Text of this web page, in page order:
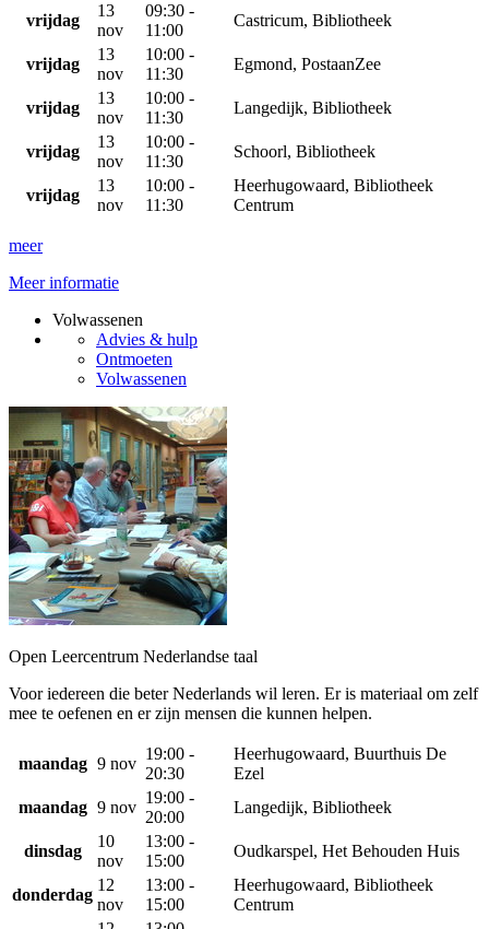
vrijdag
13
nov
09:30 -
11:00
Castricum, Bibliotheek
vrijdag
13
nov
10:00 -
11:30
Egmond, PostaanZee
vrijdag
13
nov
10:00 -
11:30
Langedijk, Bibliotheek
vrijdag
13
nov
10:00 -
11:30
Schoorl, Bibliotheek
vrijdag
13
nov
10:00 -
11:30
Heerhugowaard, Bibliotheek
Centrum
meer
Meer informatie
Volwassenen
Advies & hulp
Ontmoeten
Volwassenen
Open Leercentrum Nederlandse taal
Voor iedereen die beter Nederlands wil leren. Er is materiaal om zelf
mee te oefenen en er zijn mensen die kunnen helpen.
maandag 9 nov
19:00 -
20:30
Heerhugowaard, Buurthuis De
Ezel
maandag 9 nov
19:00 -
20:00
Langedijk, Bibliotheek
dinsdag
10
nov
13:00 -
15:00
Oudkarspel, Het Behouden Huis
donderdag
12
nov
13:00 -
15:00
Heerhugowaard, Bibliotheek
Centrum